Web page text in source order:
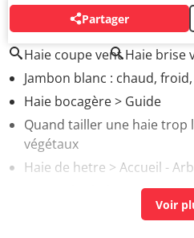
Partager
AUTOUR DU MÊME SUJET
Haie coupe vent Haie brise
Jambon blanc : chaud,
Haie bocagère> Guide
Quand tailler une haie trop
végétaux
Haie de hetre > Accueil -
> Accueil -